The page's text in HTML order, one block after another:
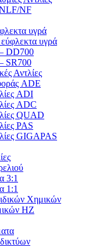
NF
υγρά
υγρά
DD700
SR700
Αντλίες
ADE
ADI
ADC
QUAD
PAS
GIGAPAS
3:1
1:1
Χημικών
ΗΖ